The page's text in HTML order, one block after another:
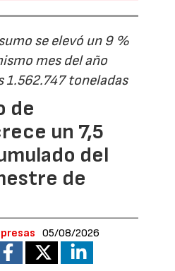
se elevó un 9 %
mes del año
1.562.747 toneladas
de
un 7,5
del
de
05/08/2026